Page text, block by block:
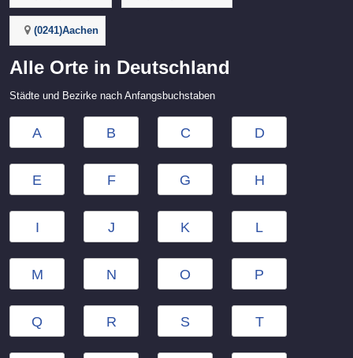
(0241)Aachen
Alle Orte in Deutschland
Städte und Bezirke nach Anfangsbuchstaben
A B C D
E F G H
I J K L
M N O P
Q R S T